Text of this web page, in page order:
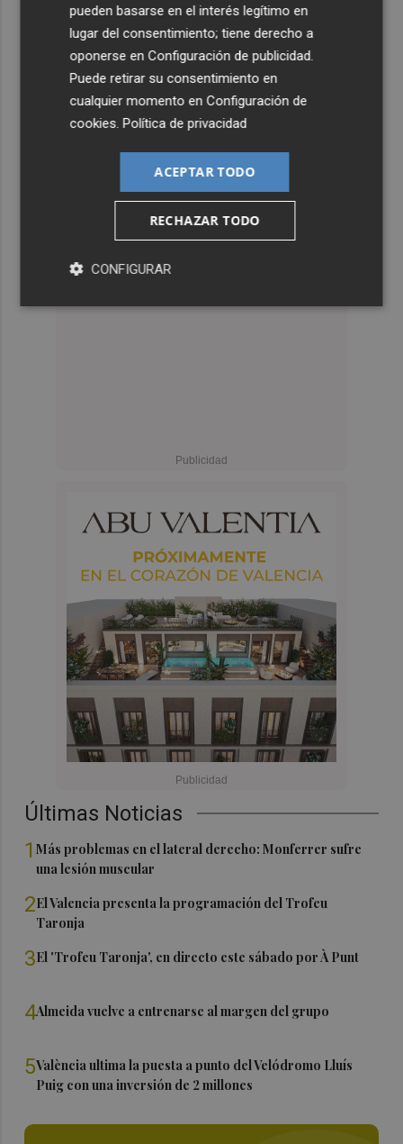
Últimas Noticias
1Más problemas en el lateral derecho: Monferrer sufre
una lesión muscular
2El Valencia presenta la programación del Trofeu
Taronja
3El 'Trofeu Taronja', en directo este sábado por À Punt
4Almeida vuelve a entrenarse al margen del grupo
5València ultima la puesta a punto del Velódromo Lluís
Puig con una inversión de 2 millones
pueden basarse en el interés legítimo en
lugar del consentimiento; tiene derecho a
oponerse enConfiguración de publicidad.
Puede retirar su consentimiento en
cualquier momento enConfiguración de
cookies.Política de privacidad
ACEPTAR TODO
RECHAZAR TODO
CONFIGURAR